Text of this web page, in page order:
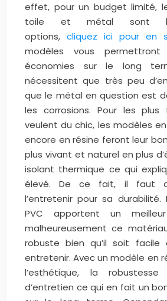
effet, pour un budget limité,
toile et métal sont
options, cliquez ici pour en
modèles vous
économies sur le long
nécessitent que très peu
que le métal en question est
les corrosions. Pour les
veulent du chic, les modèles
encore en résine feront leur
plus vivant et naturel en plus
isolant thermique ce qui
élevé. De ce fait, il faut
l’entretenir pour sa durabilité.
PVC apportent un
malheureusement ce
robuste bien qu’il soit
entretenir. Avec un modèle en
l’esthétique, la
d’entretien ce qui en fait un